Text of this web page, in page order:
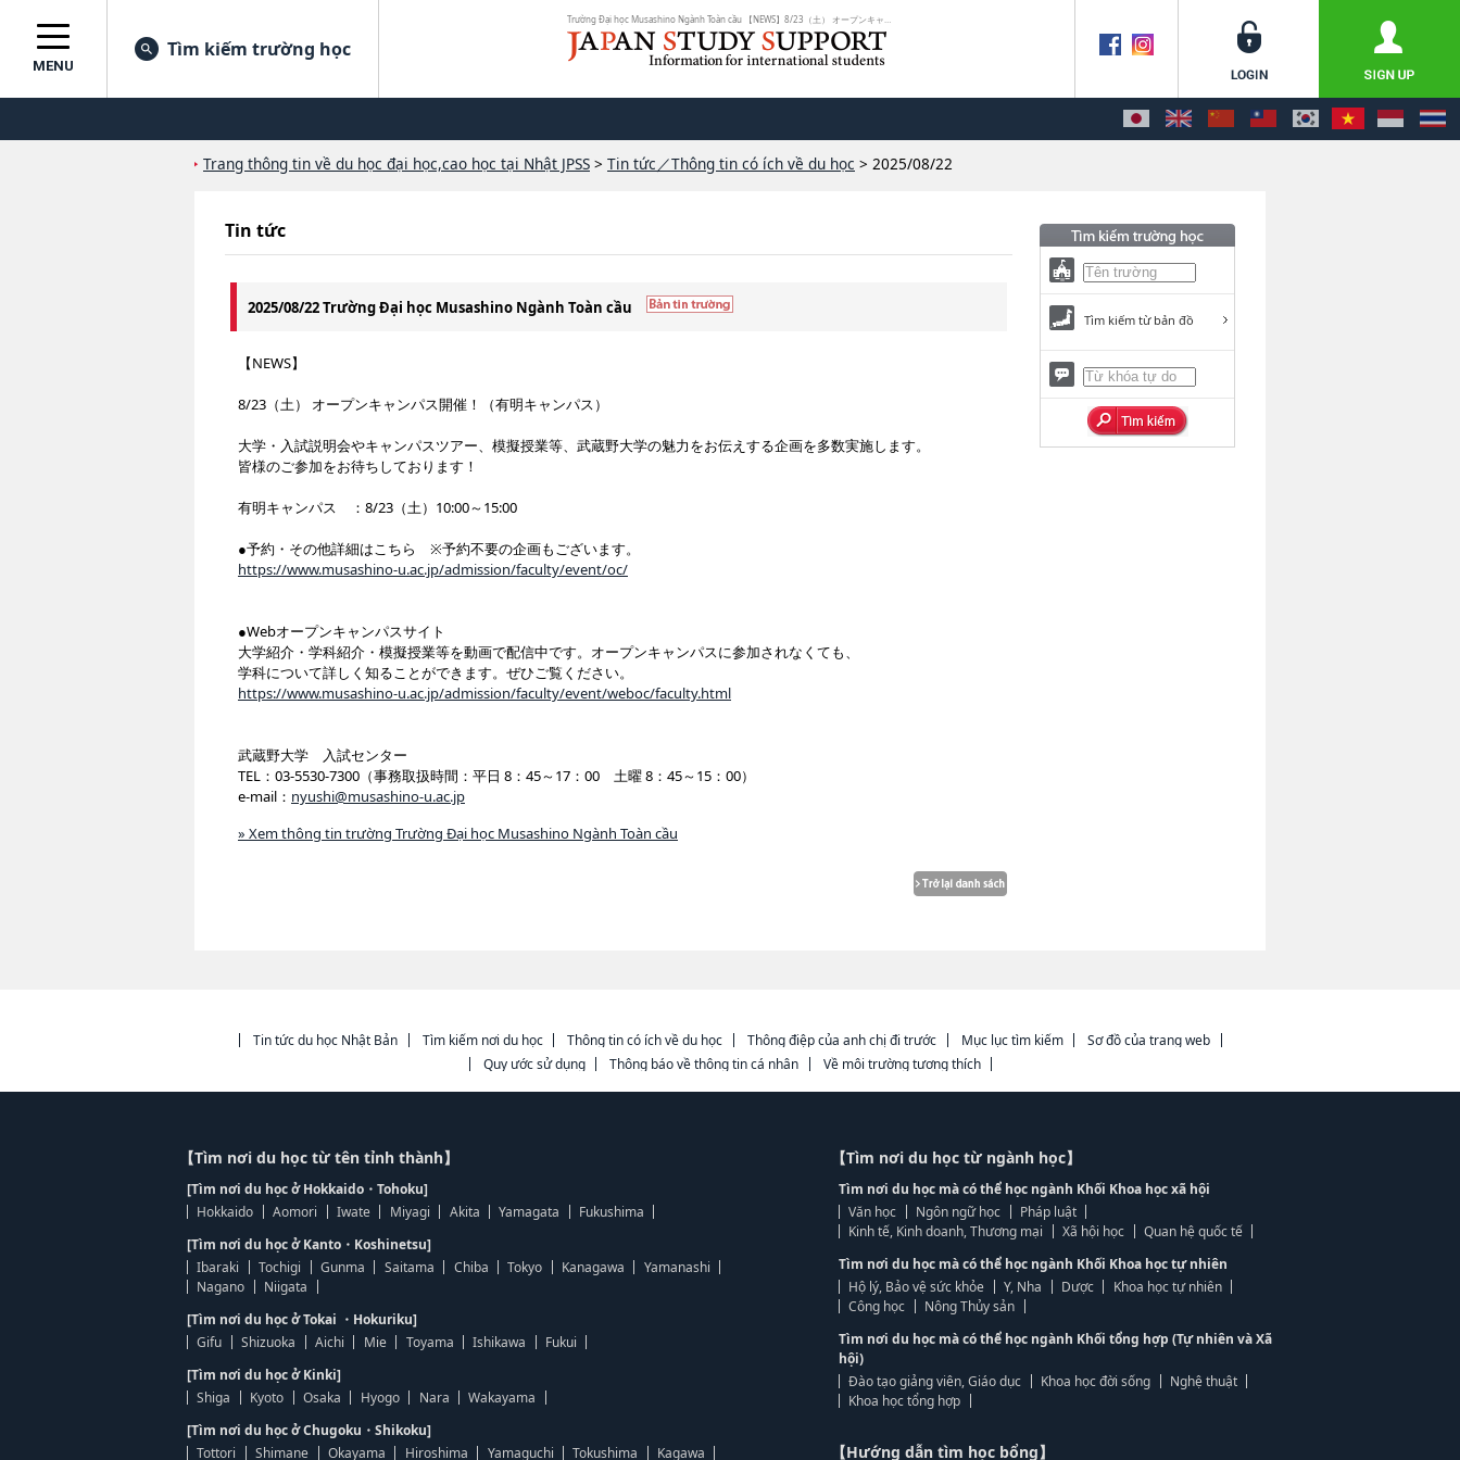
MENU
Tìm kiếm trường học
Trang thông tin về du học đại học,cao học tại Nhật JPSS > Tin tức／Thông tin có ích về du học > 2025/08/22
Tin tức
2025/08/22 Trường Đại học Musashino Ngành Toàn cầu
【NEWS】
8/23（土） オープンキャンパス開催！（有明キャンパス）
大学・入試説明会やキャンパスツアー、模擬授業等、武蔵野大学の魅力をお伝えする企画を多数実施します。
皆様のご参加をお待ちしております！
有明キャンパス ：8/23（土）10:00～15:00
●予約・その他詳細はこちら ※予約不要の企画もございます。
https://www.musashino-u.ac.jp/admission/faculty/event/oc/
●Webオープンキャンパスサイト
大学紹介・学科紹介・模擬授業等を動画で配信中です。オープンキャンパスに参加されなくても、
学科について詳しく知ることができます。ぜひご覧ください。
https://www.musashino-u.ac.jp/admission/faculty/event/weboc/faculty.html
武蔵野大学 入試センター
TEL：03-5530-7300（事務取扱時間：平日 8：45～17：00 土曜 8：45～15：00）
e-mail： nyushi@musashino-u.ac.jp
» Xem thông tin trường Trường Đại học Musashino Ngành Toàn cầu
Tìm kiếm từ bản đồ
Tin tức du học Nhật Bản Tìm kiếm nơi du học Thông tin có ích về du học Thông điệp của anh chị đi trước Mục lục tìm kiếm
Sơ đồ của trang web
Quy ước sử dụng
Thông báo về thông tin cá nhân Về môi trường tương thích
【Tìm nơi du học từ tên tỉnh thành】
[Tìm nơi du học ở Hokkaido・Tohoku]
Hokkaido
Aomori Iwate Miyagi Akita Yamagata
Fukushima
[Tìm nơi du học ở Kanto・Koshinetsu]
Ibaraki
Tochigi Gunma Saitama Chiba Tokyo Kanagawa
Yamanashi
Nagano
Niigata
[Tìm nơi du học ở Tokai ・Hokuriku]
Gifu
Shizuoka Aichi Mie Toyama Ishikawa
Fukui
[Tìm nơi du học ở Kinki]
Shiga
Kyoto Osaka Hyogo Nara
Wakayama
[Tìm nơi du học ở Chugoku・Shikoku]
Tottori
Shimane Okayama Hiroshima Yamaguchi Tokushima Kagawa
【Tìm nơi du học từ ngành học】
Tìm nơi du học mà có thể học ngành Khối Khoa học xã hội
Văn học
Ngôn ngữ học
Pháp luật
Kinh tế, Kinh doanh, Thương mại
Xã hội học
Quan hệ quốc tế
Tìm nơi du học mà có thể học ngành Khối Khoa học tự nhiên
Hộ lý, Bảo vệ sức khỏe
Y, Nha Dược
Khoa học tự nhiên
Công học
Nông Thủy sản
Tìm nơi du học mà có thể học ngành Khối tổng hợp (Tự nhiên và Xã
hội)
Đào tạo giảng viên, Giáo dục
Khoa học đời sống
Nghệ thuật
Khoa học tổng hợp
【Hướng dẫn tìm học bổng】